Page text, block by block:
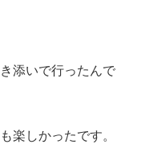
添いで行ったんで
楽しかったです。